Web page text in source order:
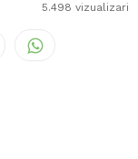
5.498 vizualizari